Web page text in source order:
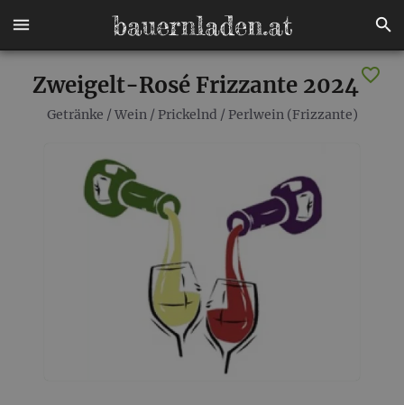
Zweigelt-Rosé Frizzante 2024
Getränke / Wein/ Prickelnd / Perlwein (Frizzante)